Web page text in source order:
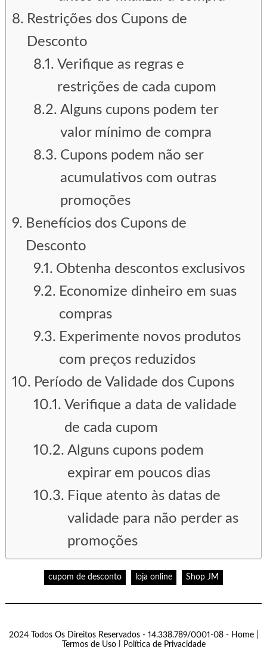
Restrições dos Cupons de
Desconto
Verifique as regras e
restrições de cada cupom
Alguns cupons podem ter
valor mínimo de compra
Cupons podem não ser
acumulativos com outras
promoções
Benefícios dos Cupons de
Desconto
Obtenha descontos exclusivos
Economize dinheiro em suas
compras
Experimente novos produtos
com preços reduzidos
Período de Validade dos Cupons
Verifique a data de validade
de cada cupom
Alguns cupons podem
expirar em poucos dias
Fique atento às datas de
validade para não perder as
promoções
cupom de desconto loja online Shop JM
2024 Todos Os Direitos Reservados - 14.338.789/0001-08 - Home|
Termos de Uso| Política de Privacidade